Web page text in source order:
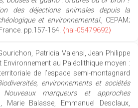
des déjections animales depuis la
et environnemental., CEPAM;
pp.157-164. ⟨hal-05479692⟩
Patricia Valensi, Jean Philippe
Environnement au Paléolithique moyen :
de l’espace semi-montagnard
environnements et sociétés
marqueurs et approches
Marie Balasse, Emmanuel Desclaux,